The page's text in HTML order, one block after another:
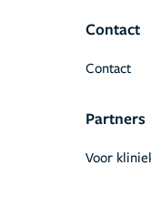
Contact
Contact
Partners
Voor